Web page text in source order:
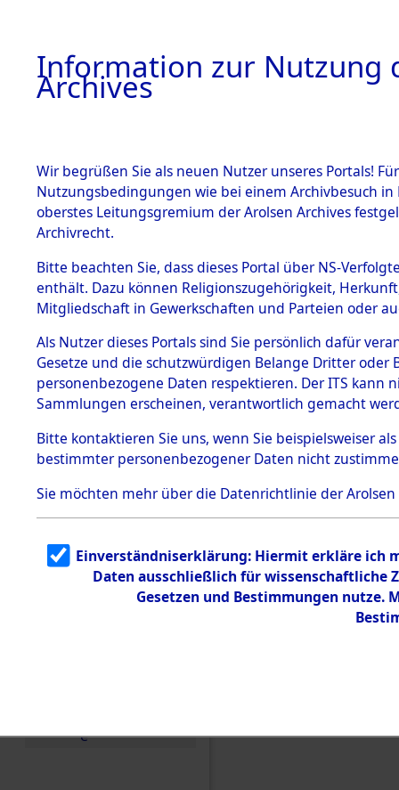
BESTÄNDE
1.
mente
5. Verschiedenes
5.3
Todesmärsche
5.3.1 Alliierte
Erhebungen
zu
Todesmärsch
en
5.3.2
g
5.3.3
Todesmärsch
e
Lippstadt
Information zur Nutzung
Archives
Wir begrüßen Sie als neuen Nutzer unseres Portals!
Nutzungsbedingungen wie bei einem Archivbesuch
oberstes Leitungsgremium der Arolsen Archives
Archivrecht.
Bitte beachten Sie, dass dieses Portal über NS-
enthält. Dazu können Religionszugehörigkeit,
Mitgliedschaft in Gewerkschaften und Parteien oder
Als Nutzer dieses Portals sind Sie persönlich dafür
Gesetze und die schutzwürdigen Belange Dritter
personenbezogene Daten respektieren. Der ITS
Sammlungen erscheinen, verantwortlich gemacht
Bitte kontaktieren Sie uns, wenn Sie beispielsweiser
bestimmter personenbezogener Daten nicht
Sie möchten mehr über die Datenrichtlinie der Arolsen
Einverständniserklärung: Hiermit erkläre ich
Daten ausschließlich für wissenschaftliche
Gesetzen und Bestimmungen nutze.